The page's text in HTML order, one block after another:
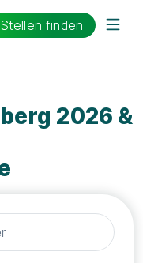
Stellen finden
2026 &